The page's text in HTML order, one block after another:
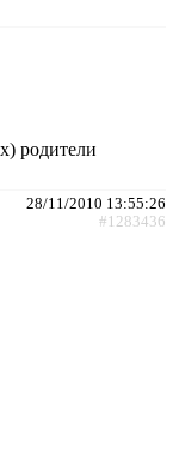
родители
28/11/2010 13:55:26
#1283436